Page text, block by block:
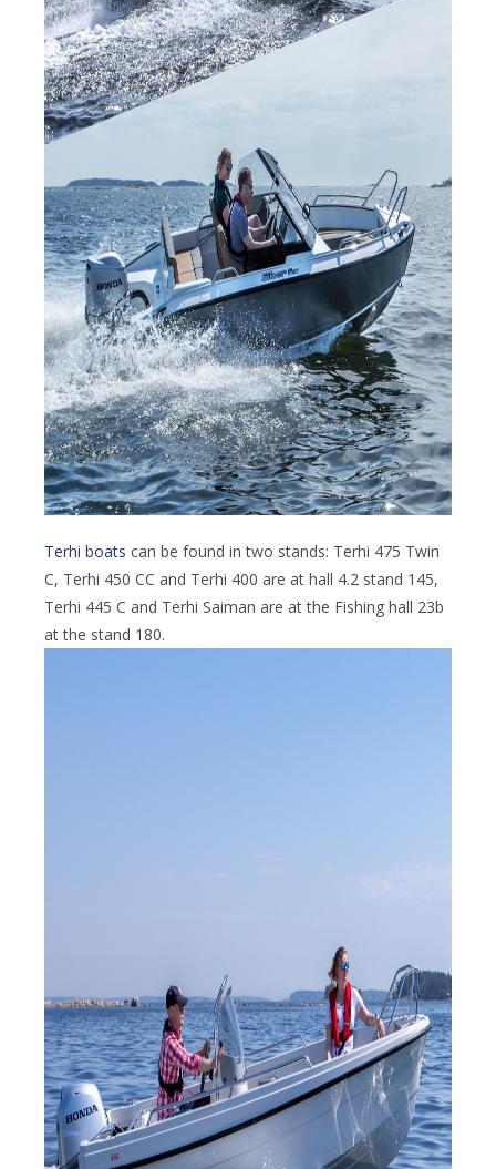
Terhi boats can be found in two stands: Terhi 475 Twin
C, Terhi 450 CC and Terhi 400 are at hall 4.2 stand 145,
Terhi 445 C and Terhi Saiman are at the Fishing hall 23b
at the stand 180.